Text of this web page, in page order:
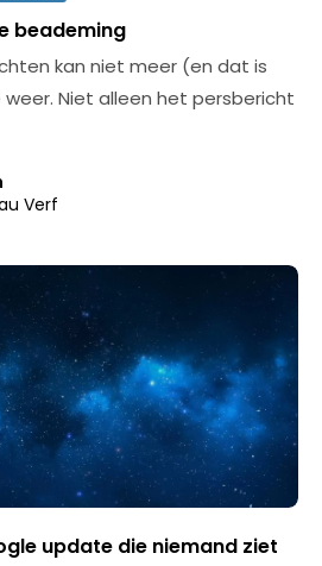
beademing
kan niet meer (en dat is
Niet alleen het persbericht
Verf
update die niemand ziet